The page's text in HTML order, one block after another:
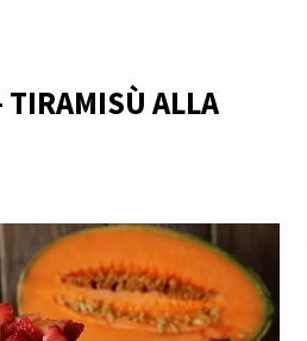
TIRAMISÙ ALLA